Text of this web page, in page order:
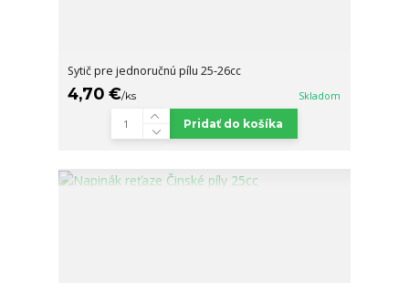
Sytič pre jednoručnú pílu 25-26cc
4,70 €/ks Skladom
Pridať do košíka